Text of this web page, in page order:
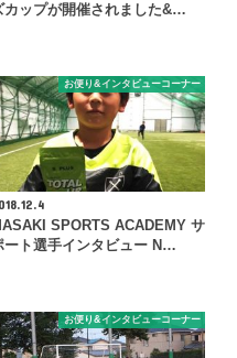
カップが開催されました&…
お便り&インタビューコーナー
SPORTS ACADEMY サ
ート選手インタビュー N…
お便り&インタビューコーナー